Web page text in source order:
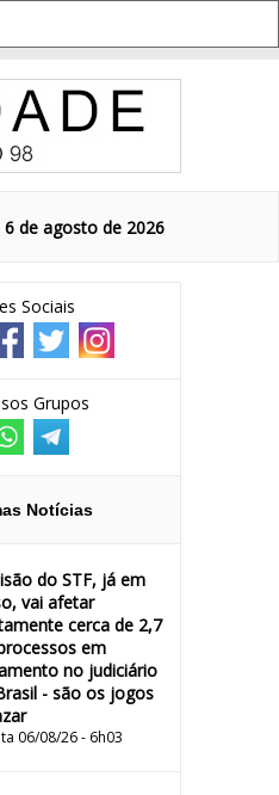
de agosto de 2026
Sociais
Grupos
Notícias
do STF, já em
vai afetar
cerca de 2,7
em
no judiciário
- são os jogos
06/08/26 - 6h03